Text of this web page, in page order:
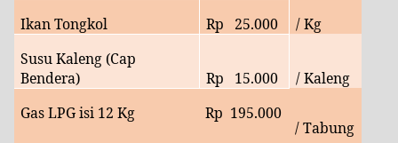
Ikan Tongkol
Rp 25.000
/ Kg
Susu Kaleng (Cap
Bendera)
Rp 15.000
/ Kaleng
Gas LPG isi 12 Kg
Rp 195.000
/ Tabung